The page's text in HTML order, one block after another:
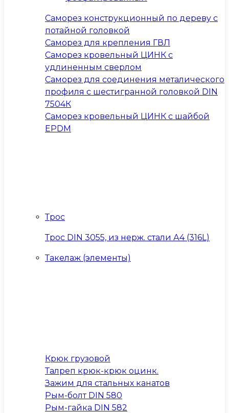
Саморез конструкционный по дереву с
потайной головкой
Саморез для крепления ГВЛ
Саморез кровельный ЦИНК с
удлиненным сверлом
Саморез для соединения металического
профиля с шестигранной головкой DIN
7504К
Саморез кровельный ЦИНК с шайбой
EPDM
Трос
Трос DIN 3055, из нерж. стали А4 (316L)
Такелаж (элементы)
Крюк грузовой
Талреп крюк-крюк оцинк.
Зажим для стальных канатов
Рым-болт DIN 580
Рым-гайка DIN 582